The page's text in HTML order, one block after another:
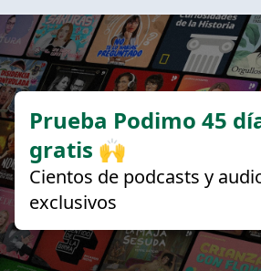
Prueba Podimo 45
gratis 🙌
Cientos de podcasts y
exclusivos